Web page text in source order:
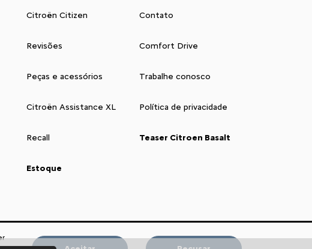
Citroën Citizen
Revisões
Peças e acessórios
Citroën Assistance XL
Recall
Estoque
Contato
Comfort Drive
Trabalhe conosco
Política de privacidade
Teaser Citroen Basalt
nossa concessionária nas Redes Sociais: